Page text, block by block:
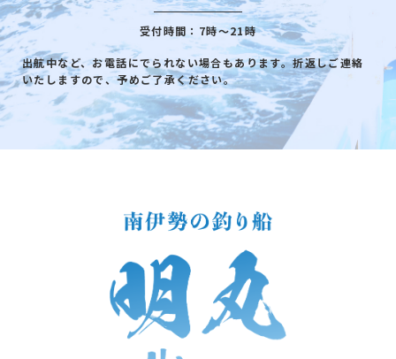
受付時間：7時～21時
出航中など、お電話にでられない場合もあります。折返しご連絡
いたしますので、予めご了承ください。